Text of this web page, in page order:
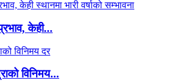
केही...
विनिमय...